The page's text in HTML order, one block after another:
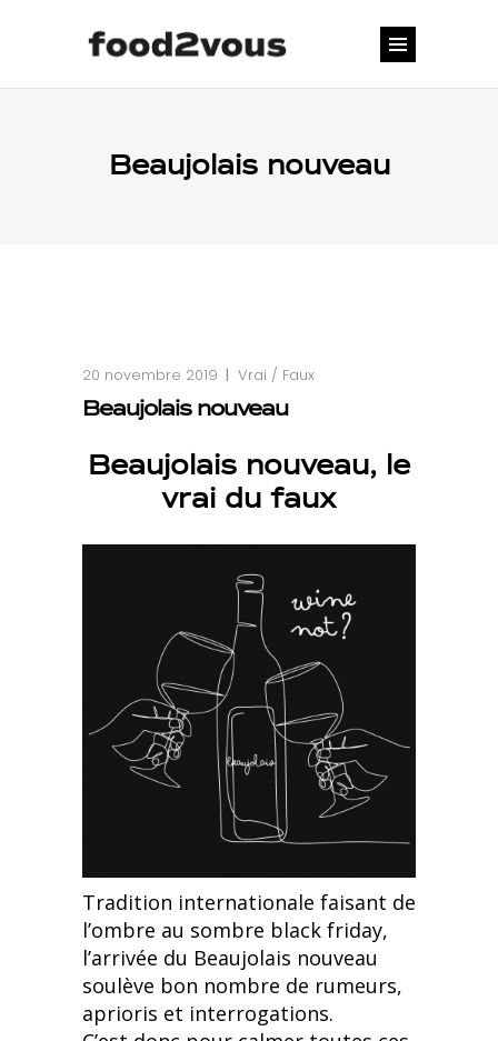
Beaujolais nouveau
20 novembre 2019 Vrai / Faux
Beaujolais nouveau
Beaujolais nouveau, le
vrai du faux
Tradition internationale faisant de
l’ombre au sombre black friday,
l’arrivée du Beaujolais nouveau
soulève bon nombre de rumeurs,
aprioris et interrogations.